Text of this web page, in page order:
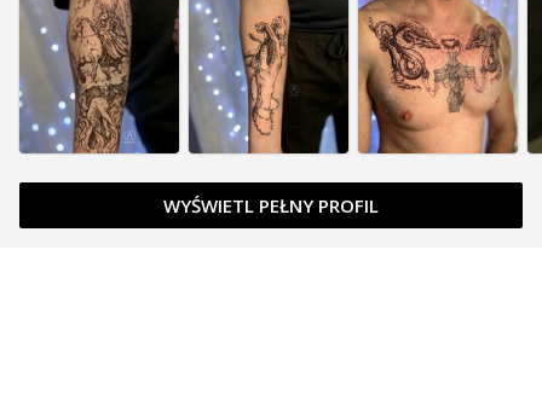
WYŚWIETL PEŁNY PROFIL